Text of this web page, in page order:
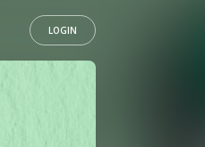
LOGIN